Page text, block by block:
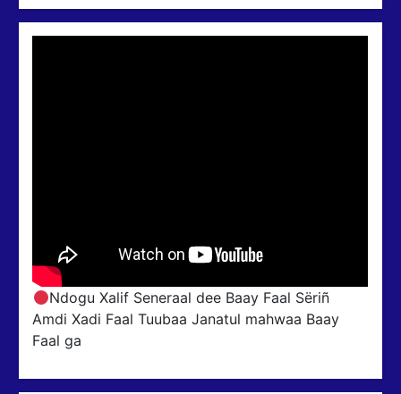
Ndogu Xalif Seneraal dee Baay Faal Sëriñ
Amdi Xadi Faal Tuubaa Janatul mahwaa Baay
Faal ga